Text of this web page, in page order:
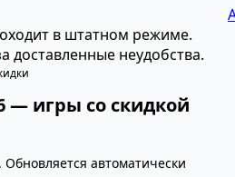
в штатном режиме.
доставленные неудобства.
— игры со скидкой
автоматически